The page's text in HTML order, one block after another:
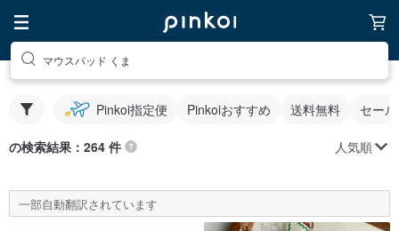
マウスパッド くま
Pinkoi指定便 Pinkoiおすすめ 送料無料 セー
の検索結果：264 件 人気順
一部自動翻訳されています